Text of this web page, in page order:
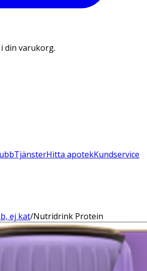
din varukorg.
TjänsterHitta apotekKundservice
ej kat/Nutridrink Protein